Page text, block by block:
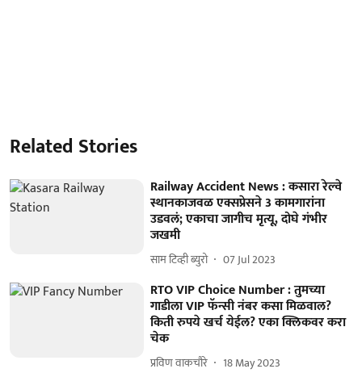
Related Stories
Railway Accident News : कसारा रेल्वे
स्थानकाजवळ एक्सप्रेसने 3 कामगारांना
उडवलं; एकाचा जागीच मृत्यू, दोघे गंभीर
जखमी
साम टिव्ही ब्युरो 07 Jul 2023
RTO VIP Choice Number : तुमच्या
गाडीला VIP फॅन्सी नंबर कसा मिळवाल?
किती रुपये खर्च येईल? एका क्लिकवर करा
चेक
प्रविण वाकचौरे 18 May 2023